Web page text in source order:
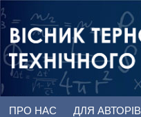
ПРО НАС ДЛЯ АВТОРІВ